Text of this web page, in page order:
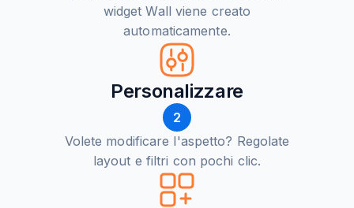
widget Wall viene creato
automaticamente.
Personalizzare
2
Volete modificare l'aspetto? Regolate
layout e filtri con pochi clic.